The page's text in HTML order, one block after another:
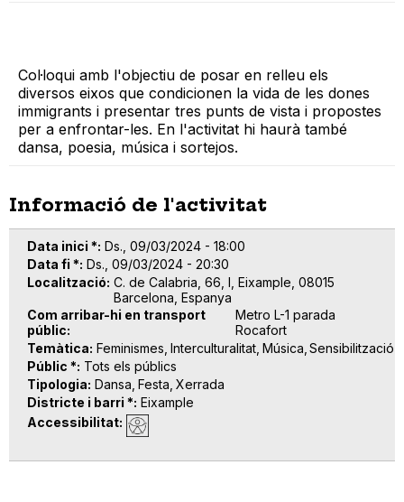
Col·loqui amb l'objectiu de posar en relleu els
diversos eixos que condicionen la vida de les dones
immigrants i presentar tres punts de vista i propostes
per a enfrontar-les. En l'activitat hi haurà també
dansa, poesia, música i sortejos.
Informació de l'activitat
Data inici * Ds., 09/03/2024 - 18:00
Data fi * Ds., 09/03/2024 - 20:30
Localització C. de Calabria, 66, l, Eixample, 08015
Barcelona, Espanya
Com arribar-hi en transport
públic
Metro L-1 parada
Rocafort
Temàtica Feminismes Interculturalitat Música Sensibilització
Públic * Tots els públics
Tipologia Dansa Festa Xerrada
Districte i barri * Eixample
Accessibilitat